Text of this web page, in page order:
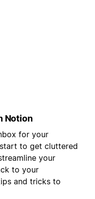
Notion
for your
to get cluttered
your
to your
and tricks to